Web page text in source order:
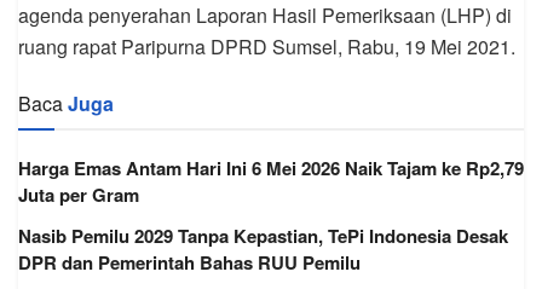
agenda penyerahan Laporan Hasil Pemeriksaan (LHP) di
ruang rapat Paripurna DPRD Sumsel, Rabu, 19 Mei 2021.
BacaJuga
Harga Emas Antam Hari Ini 6 Mei 2026 Naik Tajam ke Rp2,79
Juta per Gram
Nasib Pemilu 2029 Tanpa Kepastian, TePi Indonesia Desak
DPR dan Pemerintah Bahas RUU Pemilu